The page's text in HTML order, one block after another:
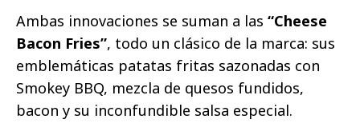
Ambas innovaciones se suman a las “Cheese
Bacon Fries”, todo un clásico de la marca: sus
emblemáticas patatas fritas sazonadas con
Smokey BBQ, mezcla de quesos fundidos,
bacon y su inconfundible salsa especial.